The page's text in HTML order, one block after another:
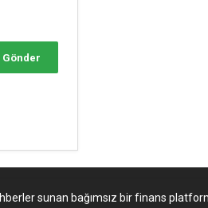
sunan bağımsız bir finans